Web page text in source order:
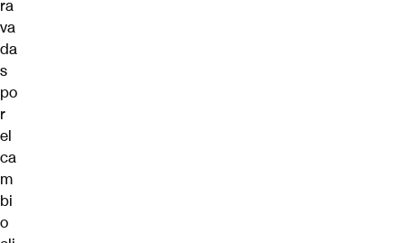
ra
va
da
s
po
r
el
ca
m
bi
o